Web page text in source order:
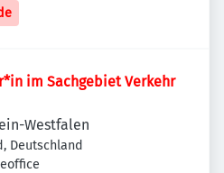
im Sachgebiet Verkehr
Westfalen
Deutschland